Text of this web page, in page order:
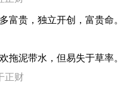
富贵，独立开创，富贵命。
拖泥带水，但易失于草率。
正财